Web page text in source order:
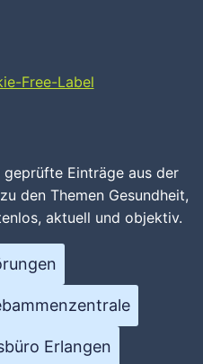
Einträge aus der
den Themen Gesundheit,
aktuell und objektiv.
Erlangen